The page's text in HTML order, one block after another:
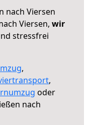
nach Viersen
Viersen, wir
stressfrei
,
,
oder
nach